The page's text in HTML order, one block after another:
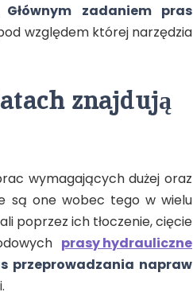
Głównym zadaniem pras
względem której narzędzia
znajdują
wymagających dużej oraz
są one wobec tego w wielu
poprzez ich tłoczenie, cięcie
prasy hydrauliczne
przeprowadzania napraw